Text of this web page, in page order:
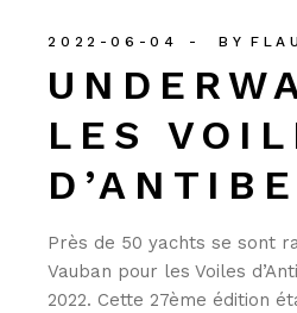
2022-06-04 BY
LES
Près de 50 yachts se sont
Vauban pour les Voiles
2022. Cette 27ème édition